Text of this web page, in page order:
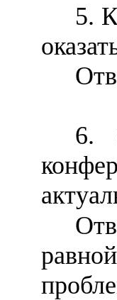
5.
6.